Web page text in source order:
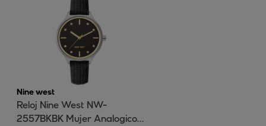
Nine west
Reloj Nine West NW-
2557BKBK Mujer Analogico